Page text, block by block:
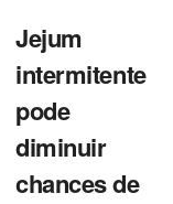
Jejum
intermitente
pode
diminuir
chances de